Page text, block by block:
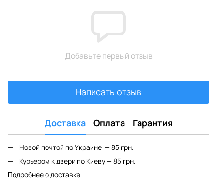
Добавьте первый отзыв
Написать отзыв
Доставка Оплата Гарантия
Новой почтой по Украине — 85 грн.
Курьером к двери по Киеву — 85 грн.
Подробнее о доставке